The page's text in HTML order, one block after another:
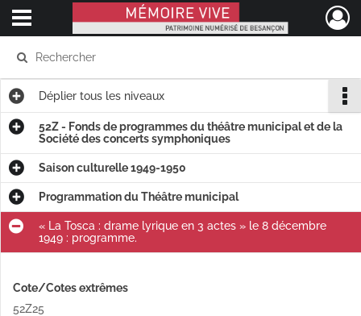
Mémoire Vive patrimoine numérisé de Besançon
Ouvrir le menu déroulant
Déplier tous les niveaux
52Z - Fonds de programmes du théâtre municipal et de la
Société des concerts symphoniques
Saison culturelle 1949-1950
Programmation du Théâtre municipal
« La Tosca : drame lyrique en 3 actes » le 8 décembre
1949 : programme.
Cote/Cotes extrêmes
52Z25